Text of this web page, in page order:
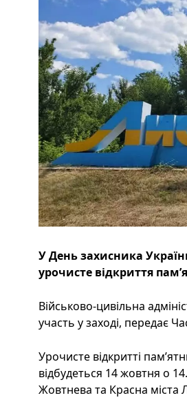
У День захисника
урочисте відкриття
Військово-цивільна
участь у заході, передає
Урочисте відкритті
відбудеться 14 жовтня о
Жовтнева та Красна міста